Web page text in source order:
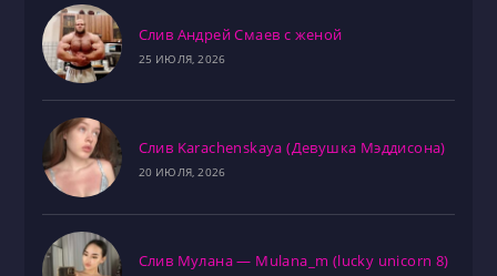
Слив Андрей Смаев с женой
25 ИЮЛЯ, 2026
Слив Karachenskaya (Девушка Мэддисона)
20 ИЮЛЯ, 2026
Слив Мулана — Mulana_m (lucky unicorn 8)